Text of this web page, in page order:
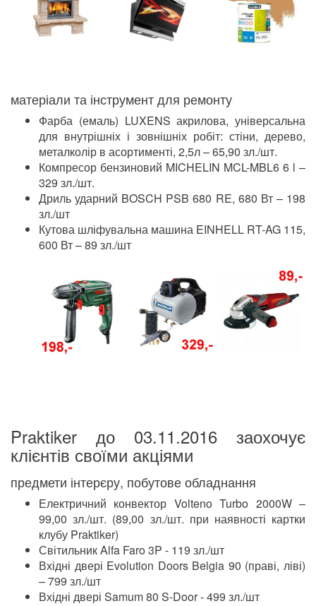
матеріали та інструмент для ремонту
Фарба (емаль) LUXENS акрилова, універсальна
для внутрішніх і зовнішніх робіт: стіни, дерево,
металколір в асортименті, 2,5л – 65,90 зл./шт.
Компресор бензиновий MICHELIN MCL-MBL6 6 l –
329 зл./шт.
Дриль ударний BOSCH PSB 680 RE, 680 Вт – 198
зл./шт
Кутова шліфувальна машина EINHELL RT-AG 115,
600 Вт – 89 зл./шт
Praktiker до 03.11.2016 заохочує
клієнтів своїми акціями
предмети інтерєру, побутове обладнання
Електричний конвектор Volteno Turbo 2000W –
99,00 зл./шт. (89,00 зл./шт. при наявності картки
клубу Praktiker)
Світильник Alfa Faro 3P - 119 зл./шт
Вхідні двері Evolution Doors Belgia 90 (праві, ліві)
– 799 зл./шт
Вхідні двері Samum 80 S-Door - 499 зл./шт